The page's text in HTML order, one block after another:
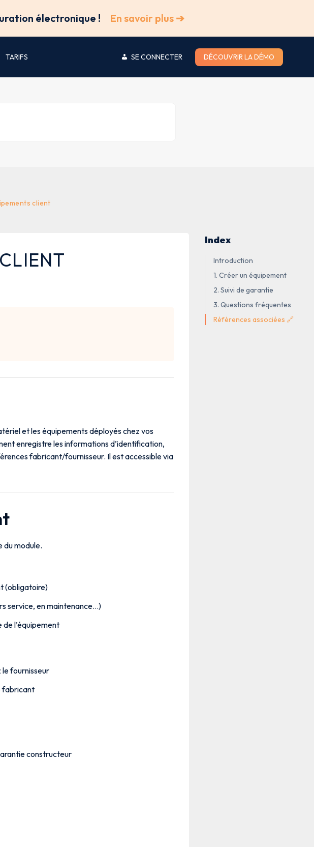
électronique ! En savoir plus ➔
TARIFS SE CONNECTER DÉCOUVRIR LA DÉMO
client
et les équipements déployés chez vos
enregistre les informations d’identification,
fabricant/fournisseur. Il est accessible via
du module.
(obligatoire)
service, en maintenance…)
de l’équipement
fournisseur
fabricant
constructeur
Index
Introduction
1. Créer un équipement
2. Suivi de garantie
3. Questions fréquentes
Références associées 🔗